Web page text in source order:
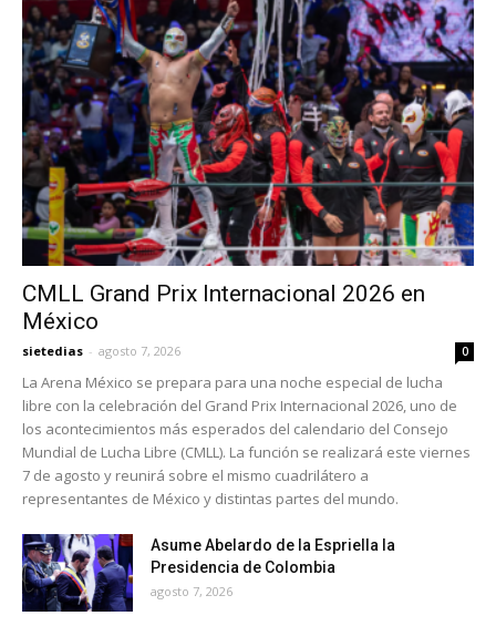
CMLL Grand Prix Internacional 2026 en
México
sietedias - agosto 7, 2026 0
La Arena México se prepara para una noche especial de lucha
libre con la celebración del Grand Prix Internacional 2026, uno de
los acontecimientos más esperados del calendario del Consejo
Mundial de Lucha Libre (CMLL). La función se realizará este viernes
7 de agosto y reunirá sobre el mismo cuadrilátero a
representantes de México y distintas partes del mundo.
Asume Abelardo de la Espriella la
Presidencia de Colombia
agosto 7, 2026